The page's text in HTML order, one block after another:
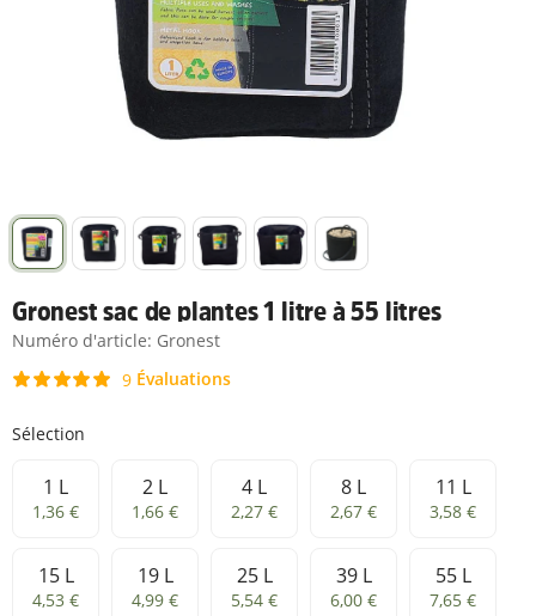
Gronest sac de plantes 1 litre à 55 litres
Numéro d'article: Gronest
9Évaluations
Sélection
1 L
1 L
1,36 €
2 L
2 L
1,66 €
4 L
4 L
2,27 €
8 L
8 L
2,67 €
11 L
11 L
3,58 €
15 L
15 L
4,53 €
19 L
19 L
4,99 €
25 L
25 L
5,54 €
39 L
39 L
6,00 €
55 L
55 L
7,65 €